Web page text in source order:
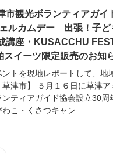
市観光ボランティアガイ
ルカムデー 出張！子ど
講座・KUSACCHU
スイーツ限定販売のお知
トを現地レポートして、地
津市】 ５月１６日に草津ア
ティアガイド協会設立30周
こ・くさつキャン...